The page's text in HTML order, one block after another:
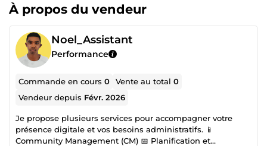
À propos du vendeur
Noel_Assistant
Performance
Commande en cours0 Vente au total0
Vendeur depuis Févr. 2026
Je propose plusieurs services pour accompagner votre
présence digitale et vos besoins administratifs. 📱
Community Management (CM) 📅 Planification et